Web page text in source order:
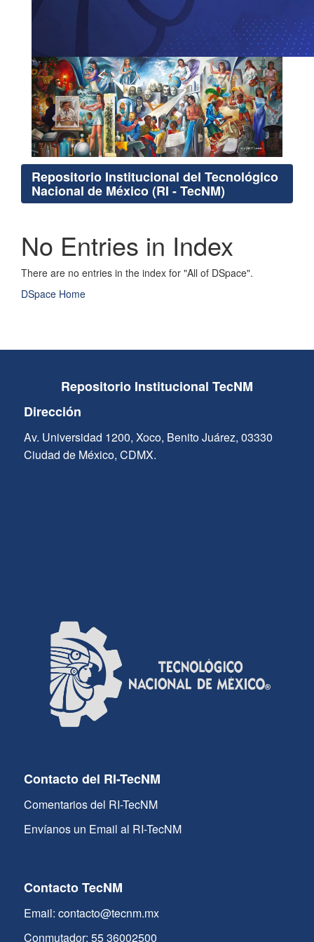
Repositorio Institucional del Tecnológico
Nacional de México (RI - TecNM)
No Entries in Index
There are no entries in the index for "All of DSpace".
DSpace Home
Repositorio Institucional TecNM
Dirección
Av. Universidad 1200, Xoco, Benito Juárez, 03330
Ciudad de México, CDMX.
Contacto del RI-TecNM
Comentarios del RI-TecNM
Envíanos un Email al RI-TecNM
Contacto TecNM
Email: contacto@tecnm.mx
Conmutador: 55 36002500